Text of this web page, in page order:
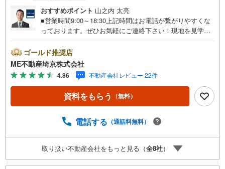
おすすめポイント 山之内 太亮
■営業時間9:00～18:30上記時間はお電話が繋がりやすくな
っております。ぜひお気軽にご連絡下さい！現地を見学さ
ご希望の日時をご記入いただけますとスムーズにご案内が
可能です。■ご来店特典1.ご見学、ご来店後にアンケート記
入でもれなく3、000円のQUOカードプレゼント（1組様1回
限り後日郵送）2.未公開の物件情報をご紹介3.不動産ご購
入、ご売却、太陽光発電システムご検討中のお客様、ご紹
介でもれなくQUOカード3、000円分プレゼント更にご紹介
円のご紹介料をお支払いさせて頂きます！詳しくはスタッ
マイカーでも安心！2.チャイルドスペース、授乳室、ベビ
ーベッド完備3.他にもファミリーに優しい『あったら良い
な』がここにある！ミルク用浄水サーバー、紙おむつ、ア
ゴールド推奨店
ME不動産埼京株式会社
4.86 不動産会社レビュー 22件
資料をもらう （無料）
電話する （通話料無料）
取り扱い不動産会社をもっと見る（全8社）